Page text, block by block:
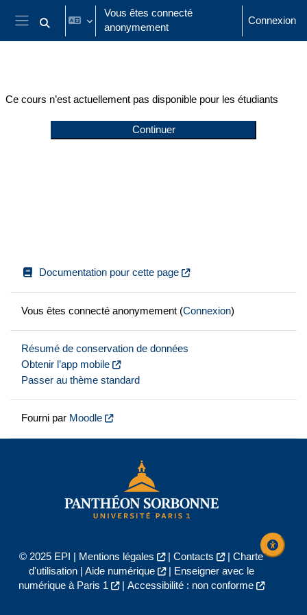
Passer au contenu principal
Panneau latéral
Activer/désactiver la saisie de recherche
Vous êtes connecté
anonymement
Connexion
Ce cours n’est actuellement pas disponible pour les étudiants
Continuer
Documentation pour cette page
Vous êtes connecté anonymement (Connexion)
Résumé de conservation de données
Obtenir l’app mobile
Passer au thème standard
Fourni par Moodle
© 2025 EPI | Mentions légales | Contacts | Charte
d'utilisation| Aide numérique |
Enseigner avec le
numérique à Paris 1
| Accessibilité : non conforme